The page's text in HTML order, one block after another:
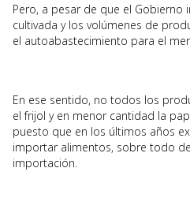
Pero, a pesar de que el Gobierno
cultivada y los volúmenes de
el autoabastecimiento para el
En ese sentido, no todos los
el frijol y en menor cantidad la
puesto que en los últimos años
importar alimentos, sobre todo
importación.